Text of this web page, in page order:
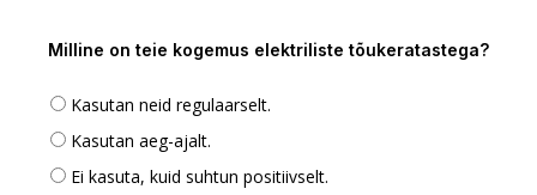
Milline on teie kogemus elektriliste tõukeratastega?
Kasutan neid regulaarselt.
Kasutan aeg-ajalt.
Ei kasuta, kuid suhtun positiivselt.